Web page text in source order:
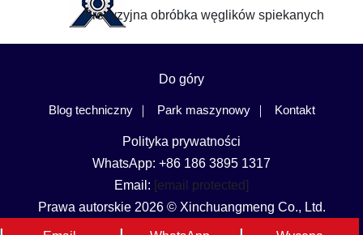
Precyzyjna obróbka węglików spiekanych
Do góry
Blog techniczny Park maszynowy Kontakt
Polityka prywatności
WhatsApp: +86 186 3895 1317
Email: [email protected]
Prawa autorskie 2026 © Xinchuangmeng Co., Ltd.